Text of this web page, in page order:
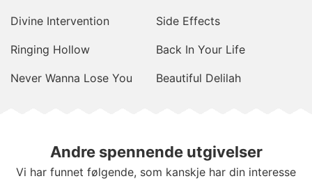
Divine Intervention
Ringing Hollow
Never Wanna Lose You
Side Effects
Back In Your Life
Beautiful Delilah
Andre spennende utgivelser
Vi har funnet følgende, som kanskje har din interesse